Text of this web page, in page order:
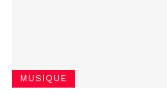
MUSIQUE